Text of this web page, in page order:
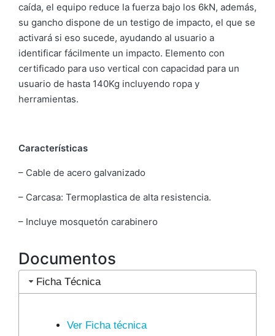
caída, el equipo reduce la fuerza bajo los 6kN, además,
su gancho dispone de un testigo de impacto, el que se
activará si eso sucede, ayudando al usuario a
identificar fácilmente un impacto. Elemento con
certificado para uso vertical con capacidad para un
usuario de hasta 140Kg incluyendo ropa y
herramientas.
Características
– Cable de acero galvanizado
– Carcasa: Termoplastica de alta resistencia.
– Incluye mosquetón carabinero
Documentos
Ficha Técnica
Ver Ficha técnica